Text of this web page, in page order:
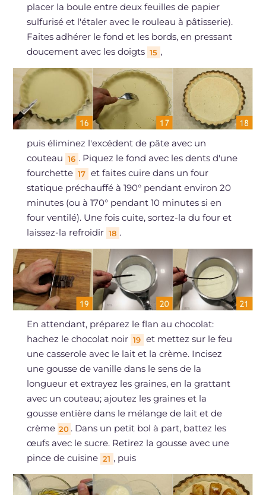
placer la boule entre deux feuilles de papier
sulfurisé et l'étaler avec le rouleau à pâtisserie).
Faites adhérer le fond et les bords, en pressant
doucement avec les doigts 15 ,
puis éliminez l'excédent de pâte avec un
couteau 16 . Piquez le fond avec les dents d'une
fourchette 17 et faites cuire dans un four
statique préchauffé à 190° pendant environ 20
minutes (ou à 170° pendant 10 minutes si en
four ventilé). Une fois cuite, sortez-la du four et
laissez-la refroidir 18 .
En attendant, préparez le flan au chocolat:
hachez le chocolat noir 19 et mettez sur le feu
une casserole avec le lait et la crème. Incisez
une gousse de vanille dans le sens de la
longueur et extrayez les graines, en la grattant
avec un couteau; ajoutez les graines et la
gousse entière dans le mélange de lait et de
crème 20 . Dans un petit bol à part, battez les
œufs avec le sucre. Retirez la gousse avec une
pince de cuisine 21 , puis